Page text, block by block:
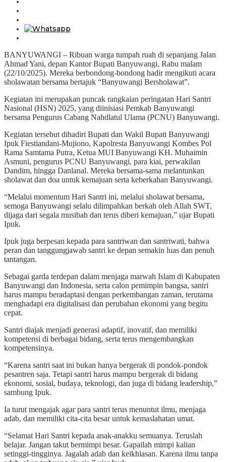
BANYUWANGI – Ribuan warga tumpah ruah di sepanjang Jalan
Ahmad Yani, depan Kantor Bupati Banyuwangi, Rabu malam
(22/10/2025). Mereka berbondong-bondong hadir mengikuti acara
sholawatan bersama bertajuk “Banyuwangi Bersholawat”.
Kegiatan ini merupakan puncak rangkaian peringatan Hari Santri
Nasional (HSN) 2025, yang diinisiasi Pemkab Banyuwangi
bersama Pengurus Cabang Nahdlatul Ulama (PCNU) Banyuwangi.
Kegiatan tersebut dihadiri Bupati dan Wakil Bupati Banyuwangi
Ipuk Fiestiandani-Mujiono, Kapolresta Banyuwangi Kombes Pol
Rama Samtama Putra, Ketua MUI Banyuwangi KH. Muhaimin
Asmuni, pengurus PCNU Banyuwangi, para kiai, perwakilan
Dandim, hingga Danlanal. Mereka bersama-sama melantunkan
sholawat dan doa untuk kemajuan serta keberkahan Banyuwangi.
“Melalui momentum Hari Santri ini, melalui sholawat bersama,
semoga Banyuwangi selalu dilimpahkan berkah oleh Allah SWT,
dijaga dari segala musibah dan terus diberi kemajuan,” ujar Bupati
Ipuk.
Ipuk juga berpesan kepada para santriwan dan santriwati, bahwa
peran dan tanggungjawab santri ke depan semakin luas dan penuh
tantangan.
Sebagai garda terdepan dalam menjaga marwah Islam di Kabupaten
Banyuwangi dan Indonesia, serta calon pemimpin bangsa, santri
harus mampu beradaptasi dengan perkembangan zaman, terutama
menghadapi era digitalisasi dan perubahan ekonomi yang begitu
cepat.
Santri diajak menjadi generasi adaptif, inovatif, dan memiliki
kompetensi di berbagai bidang, serta terus mengembangkan
kompetensinya.
“Karena santri saat ini bukan hanya bergerak di pondok-pondok
pesantren saja. Tetapi santri harus mampu bergerak di bidang
ekonomi, sosial, budaya, teknologi, dan juga di bidang leadership,”
sambung Ipuk.
Ia turut mengajak agar para santri terus menuntut ilmu, menjaga
adab, dan memiliki cita-cita besar untuk kemaslahatan umat.
“Selamat Hari Santri kepada anak-anakku semuanya. Teruslah
belajar. Jangan takut bermimpi besar. Gapailah mimpi kalian
setinggi-tingginya. Jagalah adab dan keikhlasan. Karena ilmu tanpa